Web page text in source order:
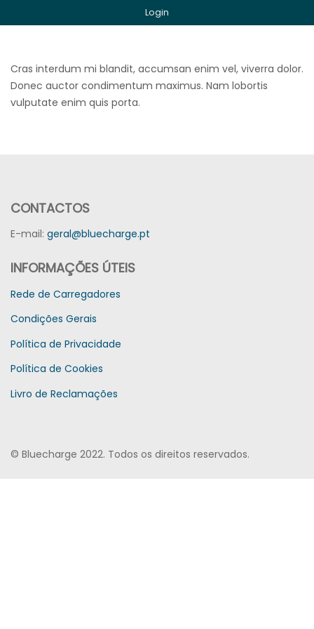
Login
Cras interdum mi blandit, accumsan enim vel, viverra dolor.
Donec auctor condimentum maximus. Nam lobortis
vulputate enim quis porta.
CONTACTOS
E-mail: geral@bluecharge.pt
INFORMAÇÕES ÚTEIS
Rede de Carregadores
Condições Gerais
Política de Privacidade
Política de Cookies
Livro de Reclamações
© Bluecharge 2022. Todos os direitos reservados.